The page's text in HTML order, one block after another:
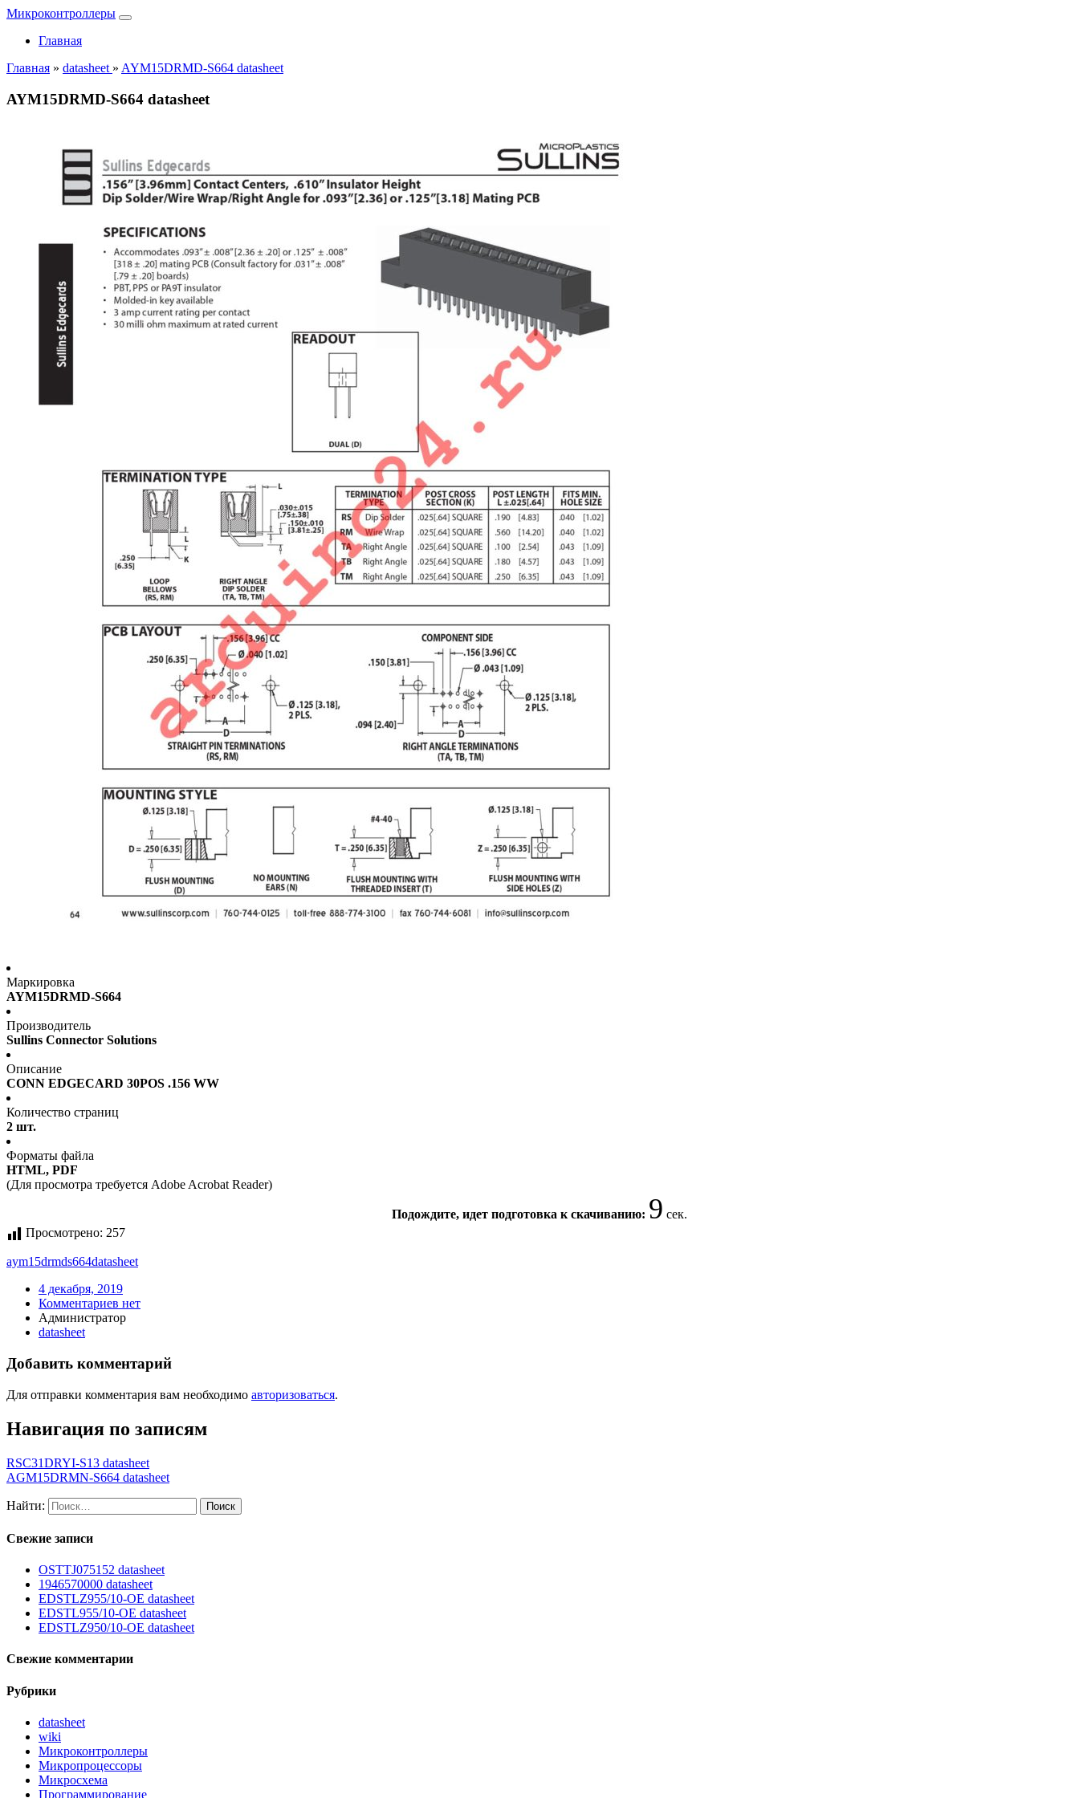
Микроконтроллеры
Главная
Главная » datasheet » AYM15DRMD-S664 datasheet
AYM15DRMD-S664 datasheet
Маркировка
AYM15DRMD-S664
Производитель
Sullins Connector Solutions
Описание
CONN EDGECARD 30POS .156 WW
Количество страниц
2 шт.
Форматы файла
HTML, PDF
(Для просмотра требуется Adobe Acrobat Reader)
Подождите, идет подготовка к скачиванию: 8 сек.
Просмотрено: 257
aym15drmds664datasheet
4 декабря, 2019
Комментариев нет
Администратор
datasheet
Добавить комментарий
Для отправки комментария вам необходимо авторизоваться.
Навигация по записям
RSC31DRYI-S13 datasheet
AGM15DRMN-S664 datasheet
Найти:
Свежие записи
OSTTJ075152 datasheet
1946570000 datasheet
EDSTLZ955/10-OE datasheet
EDSTL955/10-OE datasheet
EDSTLZ950/10-OE datasheet
Свежие комментарии
Рубрики
datasheet
wiki
Микроконтроллеры
Микропроцессоры
Микросхема
Программирование